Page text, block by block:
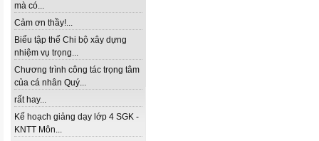
mà có...
Cảm ơn thầy!...
Biểu tập thể Chi bộ xây dựng
nhiệm vụ trọng...
Chương trình công tác trọng tâm
của cá nhân Quý...
rất hay...
Kế hoạch giảng dạy lớp 4 SGK -
KNTT Môn...